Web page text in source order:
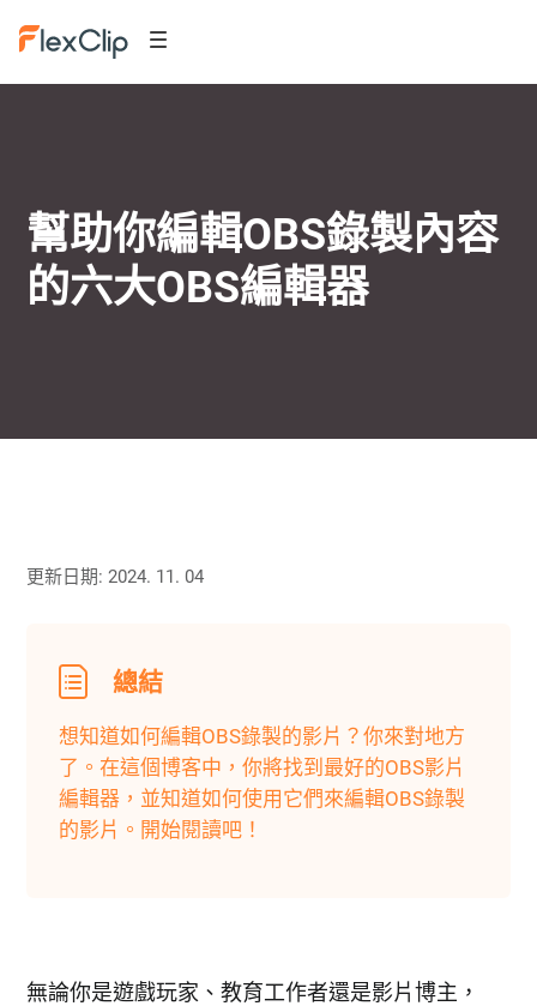
幫助你編輯OBS錄製內容
的六大OBS編輯器
更新日期: 2024. 11. 04
總結
想知道如何編輯OBS錄製的影片？你來對地方
了。在這個博客中，你將找到最好的OBS影片
編輯器，並知道如何使用它們來編輯OBS錄製
的影片。開始閱讀吧！
無論你是遊戲玩家、教育工作者還是影片博主，